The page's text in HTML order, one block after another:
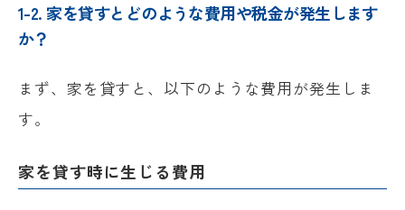
1-2. 家を貸すとどのような費用や税金が発生します
か？
まず、家を貸すと、以下のような費用が発生しま
す。
家を貸す時に生じる費用